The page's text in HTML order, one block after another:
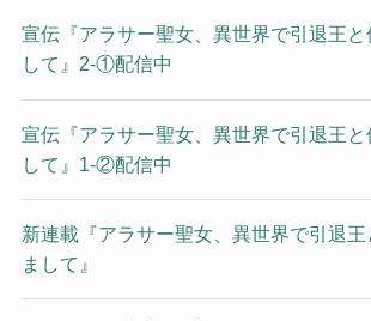
宣伝『アラサー聖女、異世界で引退王と
して』2-①配信中
宣伝『アラサー聖女、異世界で引退王と
して』1-②配信中
新連載『アラサー聖女、異世界で引退王
まして』